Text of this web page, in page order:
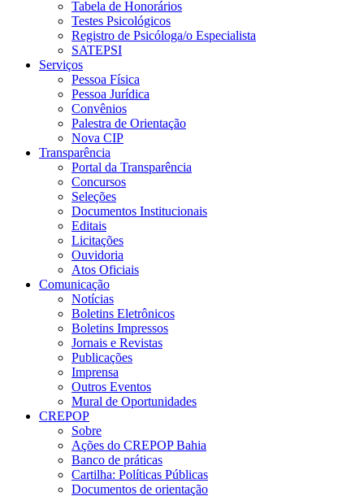
Tabela de Honorários
Testes Psicológicos
Registro de Psicóloga/o Especialista
SATEPSI
Serviços
Pessoa Física
Pessoa Jurídica
Convênios
Palestra de Orientação
Nova CIP
Transparência
Portal da Transparência
Concursos
Seleções
Documentos Institucionais
Editais
Licitações
Ouvidoria
Atos Oficiais
Comunicação
Notícias
Boletins Eletrônicos
Boletins Impressos
Jornais e Revistas
Publicações
Imprensa
Outros Eventos
Mural de Oportunidades
CREPOP
Sobre
Ações do CREPOP Bahia
Banco de práticas
Cartilha: Políticas Públicas
Documentos de orientação